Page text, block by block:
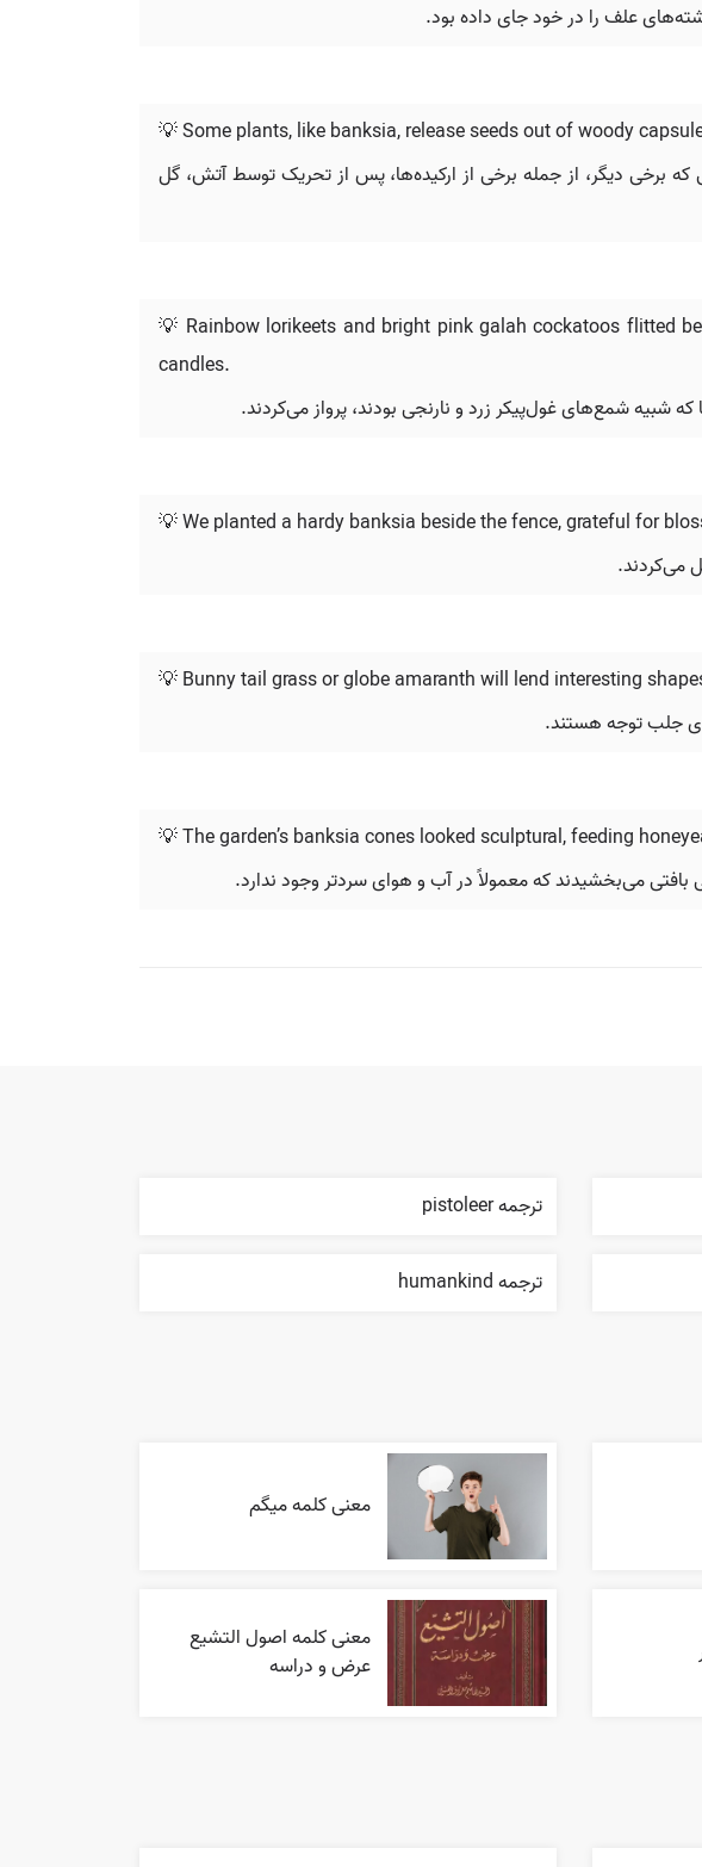
علف را در خود جای داده بود.
💡 Some plants, like banksia, release seeds out of woody
که برخی دیگر، از جمله برخی از ارکیده‌ها، پس از تحریک توسط آتش، گل
💡 Rainbow lorikeets and bright pink galah cockatoos flitted
candles.
شبیه شمع‌های غول‌پیکر زرد و نارنجی بودند، پرواز می‌کردند.
💡 We planted a hardy banksia beside the fence, grateful for
می‌کردند.
💡 Bunny tail grass or globe amaranth will lend interesting
جلب توجه هستند.
💡 The garden’s banksia cones looked sculptural, feeding
می‌بخشیدند که معمولاً در آب و هوای سردتر وجود ندارد.
ترجمه pistoleer
ترجمه humankind
معنی کلمه میگم
معنی کلمه اصول التشیع
عرض و دراسه